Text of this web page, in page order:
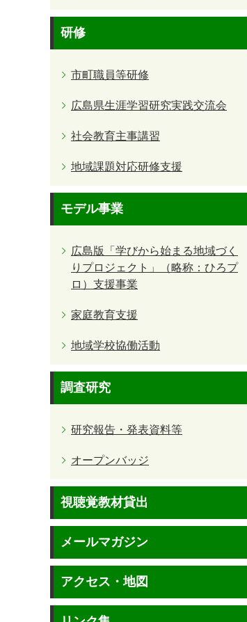
研修
市町職員等研修
広島県生涯学習研究実践交流会
社会教育主事講習
地域課題対応研修支援
モデル事業
広島版「学びから始まる地域づく
りプロジェクト」（略称：ひろプ
ロ）支援事業
家庭教育支援
地域学校協働活動
調査研究
研究報告・発表資料等
オープンバッジ
視聴覚教材貸出
メールマガジン
アクセス・地図